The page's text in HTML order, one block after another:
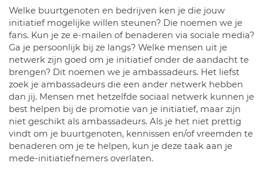
Welke buurtgenoten en bedrijven ken je die jouw
initiatief mogelijke willen steunen? Die noemen we je
fans. Kun je ze e-mailen of benaderen via sociale media?
Ga je persoonlijk bij ze langs? Welke mensen uit je
netwerk zijn goed om je initiatief onder de aandacht te
brengen? Dit noemen we je ambassadeurs. Het liefst
zoek je ambassadeurs die een ander netwerk hebben
dan jij. Mensen met hetzelfde sociaal netwerk kunnen je
best helpen bij de promotie van je initiatief, maar zijn
niet geschikt als ambassadeurs. Als je het niet prettig
vindt om je buurtgenoten, kennissen en/of vreemden te
benaderen om je te helpen, kun je deze taak aan je
mede-initiatiefnemers overlaten.